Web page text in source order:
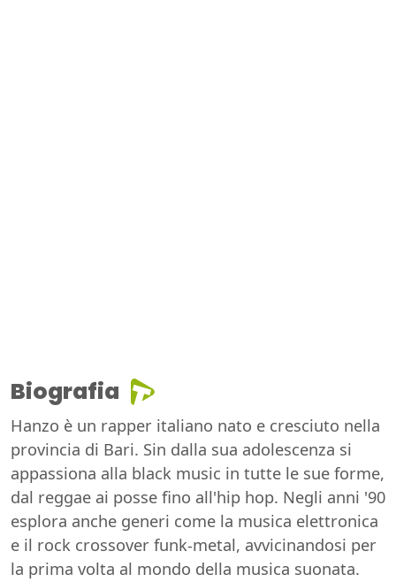
Biografia
Hanzo è un rapper italiano nato e cresciuto nella
provincia di Bari. Sin dalla sua adolescenza si
appassiona alla black music in tutte le sue forme,
dal reggae ai posse fino all'hip hop. Negli anni '90
esplora anche generi come la musica elettronica
e il rock crossover funk-metal, avvicinandosi per
la prima volta al mondo della musica suonata.